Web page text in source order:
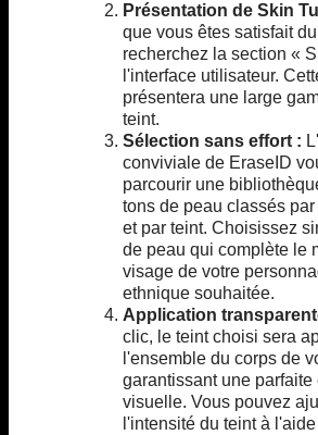
Présentation de Skin
que vous êtes satisfait
recherchez la section «
l'interface utilisateur.
présentera une large
teint.
Sélection sans effort :
conviviale de EraseID
parcourir une
tons de peau classés
et par teint. Choisissez
de peau qui complète le
visage de votre
ethnique souhaitée.
Application
clic, le teint choisi sera
l'ensemble du corps de
garantissant une parfaite
visuelle. Vous pouvez
l'intensité du teint à